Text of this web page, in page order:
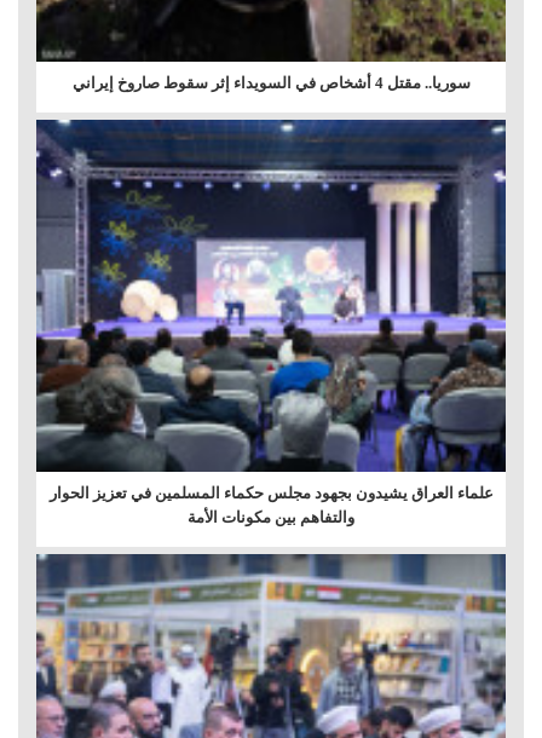
سوريا.. مقتل 4 أشخاص في السويداء إثر سقوط صاروخ إيراني
علماء العراق يشيدون بجهود مجلس حكماء المسلمين في تعزيز الحوار
والتفاهم بين مكونات الأمة